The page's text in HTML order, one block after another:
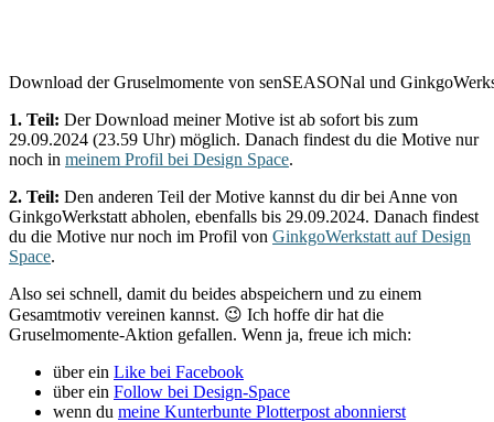
Download der Gruselmomente von senSEASONal und
1. Teil: Der Download meiner Motive ist ab sofort bis zum
29.09.2024 (23.59 Uhr) möglich. Danach findest du die Motive nur
noch in meinem Profil bei Design Space.
2. Teil: Den anderen Teil der Motive kannst du dir bei Anne von
GinkgoWerkstatt abholen, ebenfalls bis 29.09.2024. Danach findest
du die Motive nur noch im Profil von GinkgoWerkstatt auf Design
Space.
Also sei schnell, damit du beides abspeichern und zu einem
Gesamtmotiv vereinen kannst. 😉 Ich hoffe dir hat die
Gruselmomente-Aktion gefallen. Wenn ja, freue ich mich:
über ein Like bei Facebook
über ein Follow bei Design-Space
wenn du meine Kunterbunte Plotterpost abonnierst